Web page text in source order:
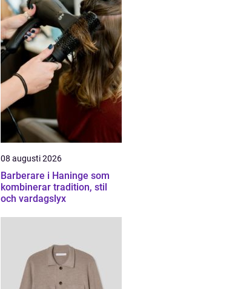
08 augusti 2026
Barberare i Haninge som
kombinerar tradition, stil
och vardagslyx